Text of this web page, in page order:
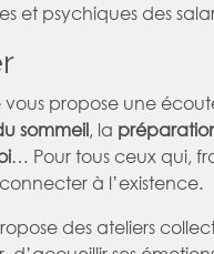
et psychiques des
vous propose une
sommeil, la
… Pour tous ceux qui,
à l’existence.
des ateliers